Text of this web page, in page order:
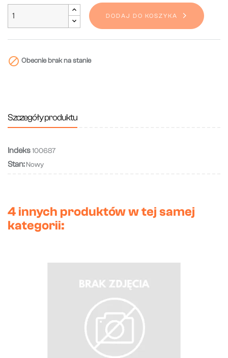
DODAJ DO KOSZYKA
 Obecnie brak na stanie
Szczegóły produktu
Indeks100687
Stan: Nowy
4 innych produktów w tej samej
kategorii: